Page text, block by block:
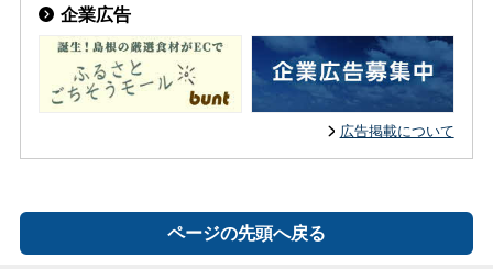
企業広告
広告掲載について
ページの先頭へ戻る